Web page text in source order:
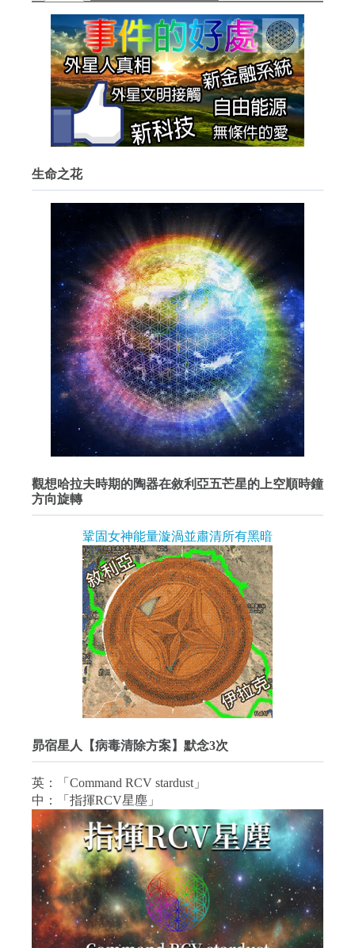
生命之花
觀想哈拉夫時期的陶器在敘利亞五芒星的上空順時鐘
方向旋轉
鞏固女神能量漩渦並肅清所有黑暗
昴宿星人【病毒清除方案】默念3次
英：「Command RCV stardust」
中：「指揮RCV星塵」